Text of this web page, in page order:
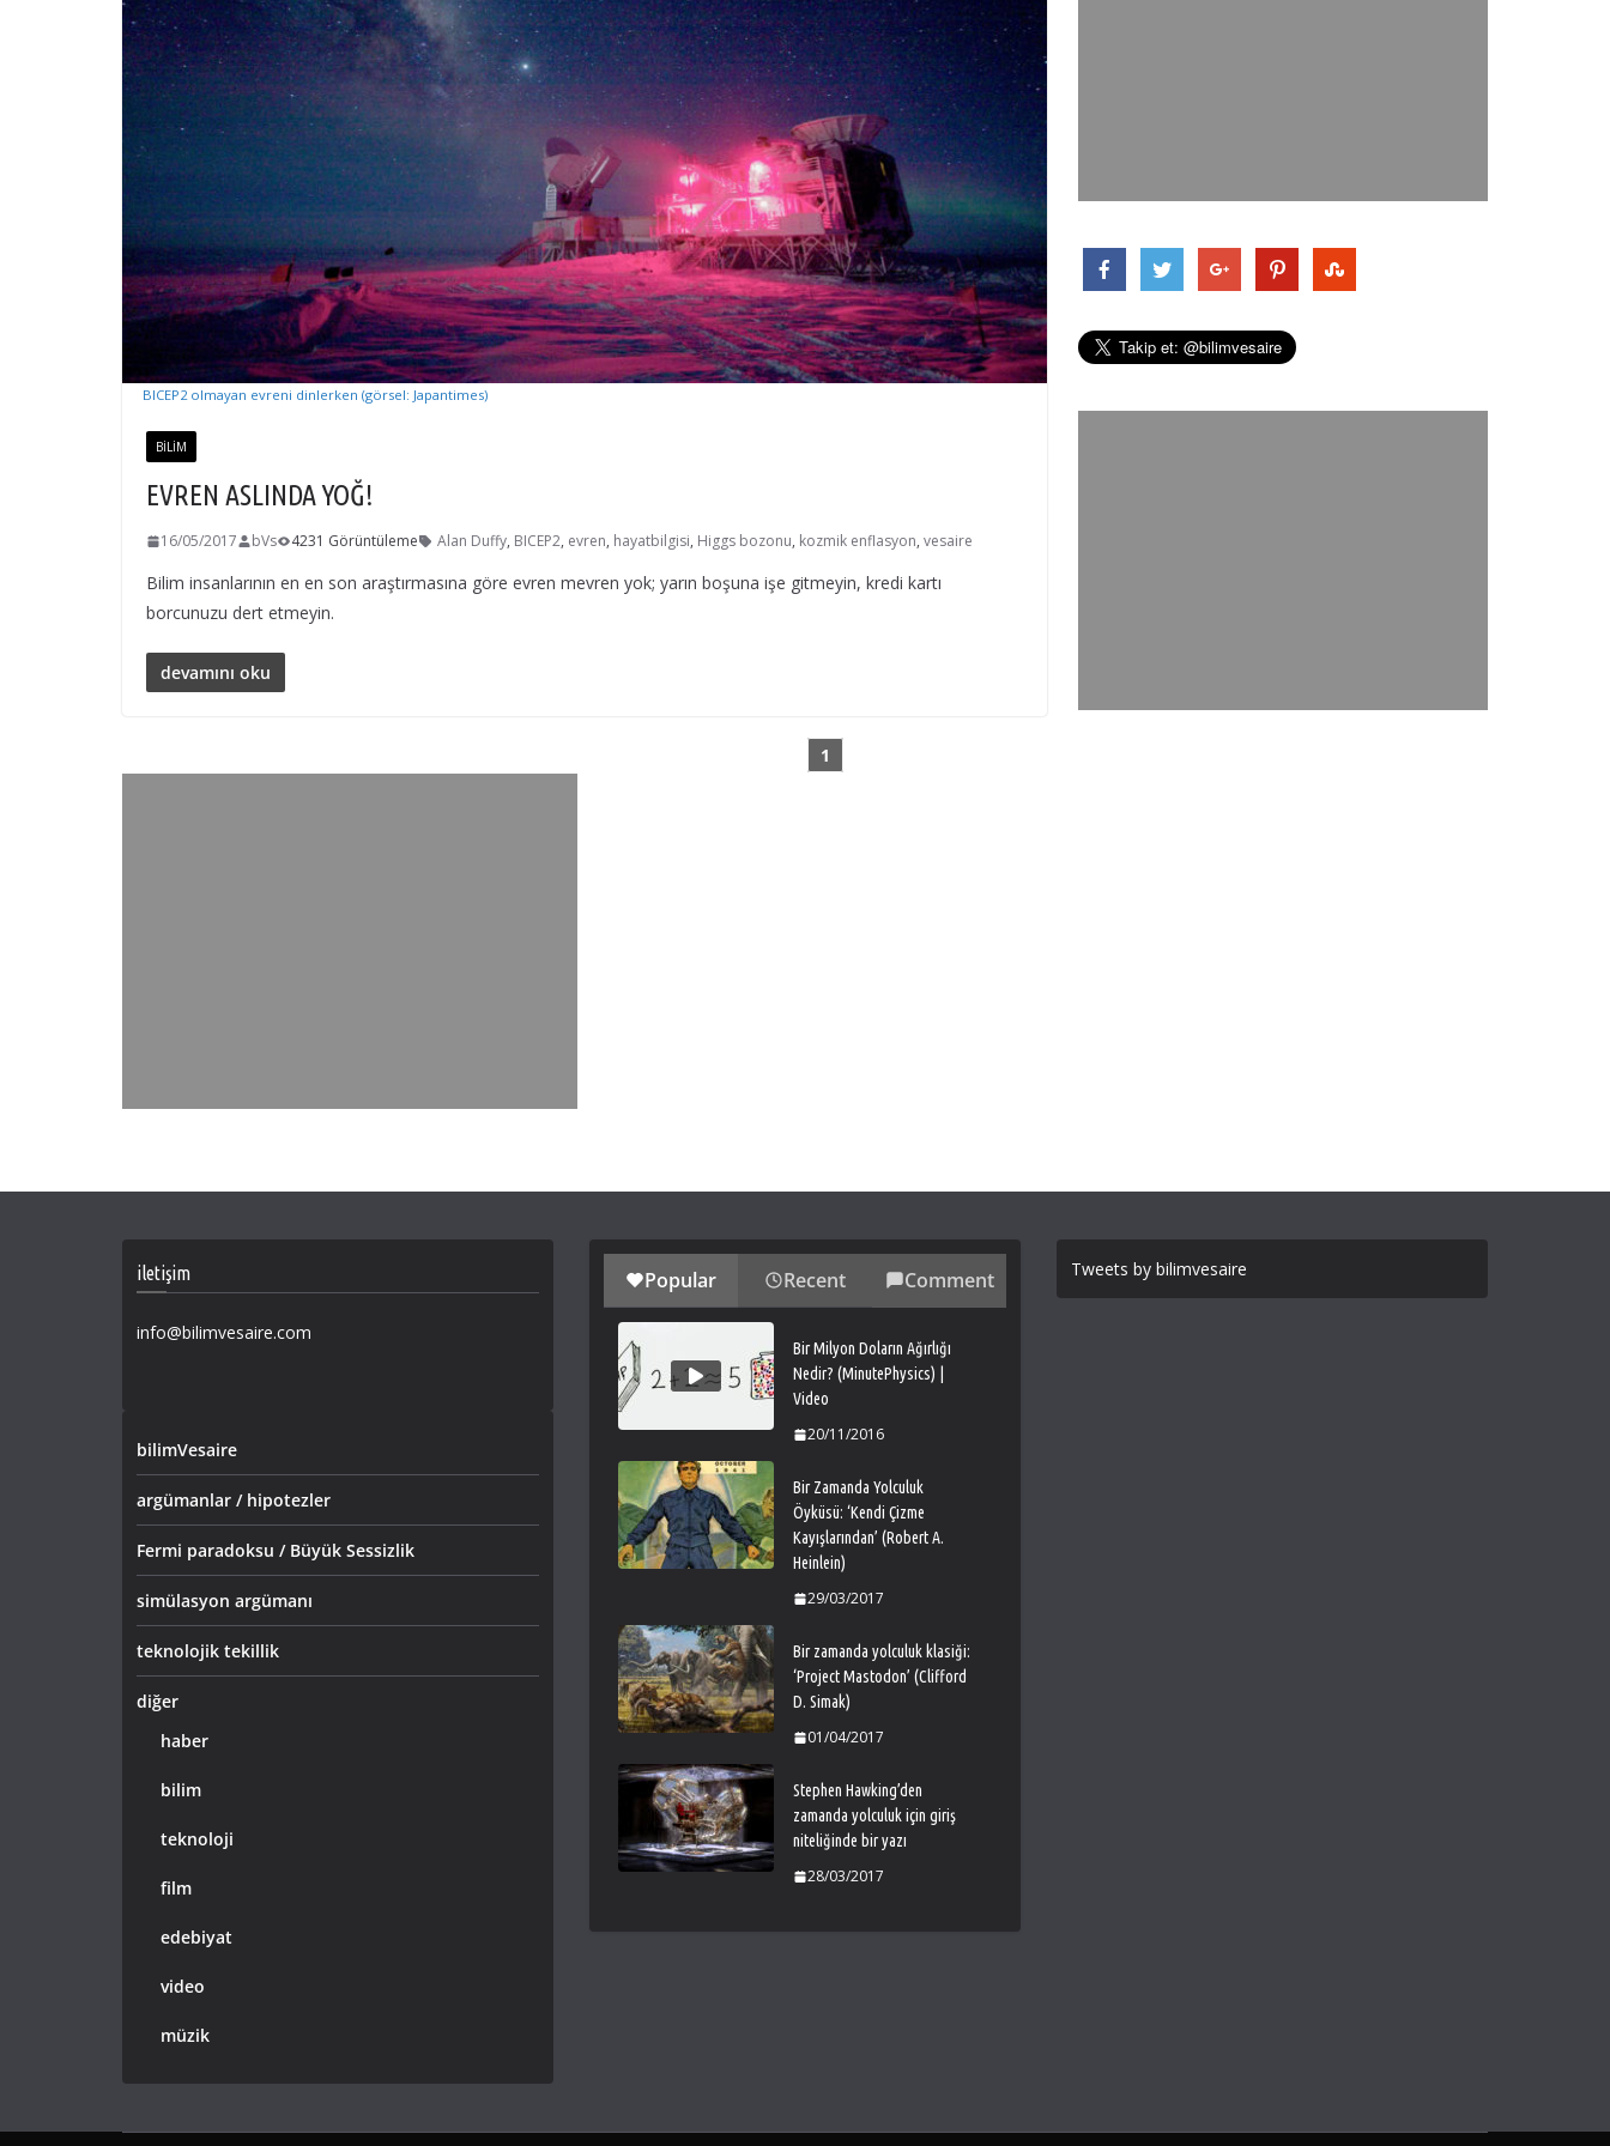
BICEP2 olmayan evreni dinlerken (görsel: Japantimes)
BILIM
EVREN ASLINDA YOĞ!
16/05/2017 bVs 4231 Görüntüleme Alan Duffy, BICEP2, evren, hayatbilgisi, Higgs bozonu, kozmik enflasyon, vesaire
Bilim insanlarının en en son araştırmasına göre evren mevren yok; yarın boşuna işe gitmeyin, kredi kartı
borcunuzu dert etmeyin.
devamını oku
1
iletişim
info@bilimvesaire.com
bilimVesaire
argümanlar / hipotezler
Fermi paradoksu / Büyük Sessizlik
simülasyon argümanı
teknolojik tekillik
diğer
haber
bilim
teknoloji
film
edebiyat
video
müzik
Popular Recent Comment
Bir Milyon Doların Ağırlığı
Nedir? (MinutePhysics) |
Video
20/11/2016
Bir Zamanda Yolculuk
Öyküsü: ‘Kendi Çizme
Kayışlarından’ (Robert A.
Heinlein)
29/03/2017
Bir zamanda yolculuk klasiği:
‘Project Mastodon’ (Clifford
D. Simak)
01/04/2017
Stephen Hawking’den
zamanda yolculuk için giriş
niteliğinde bir yazı
28/03/2017
Tweets by bilimvesaire